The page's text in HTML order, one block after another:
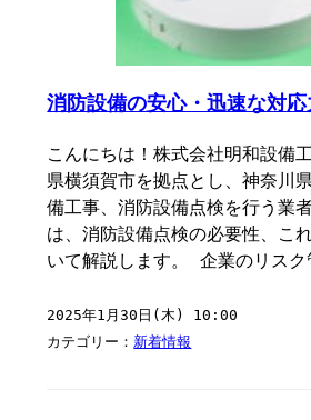
消防設備の安心・迅速な対応
こんにちは！株式会社明和設備
県横須賀市を拠点とし、神奈川
備工事、消防設備点検を行う業
は、消防設備点検の必要性、こ
いて解説します。 企業のリス
2025年1月30日(木) 10:00
カテゴリー： 新着情報